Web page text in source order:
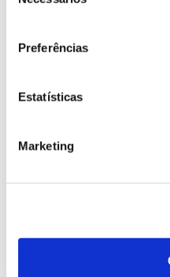
Preferências
Estatísticas
Marketing
disponibilidade da
apostas na indústria
Almencor
Ferreira do Alentejo,